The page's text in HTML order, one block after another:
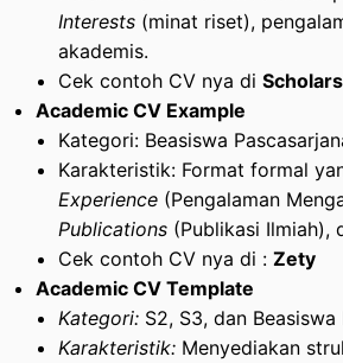
Interests (minat riset),
akademis.
Cek contoh CV nya di
Academic CV Example
Kategori: Beasiswa
Karakteristik: Format formal
Experience (Pengalaman
Publications (Publikasi Ilmiah),
Cek contoh CV nya di :Zety
Academic CV Template
Kategori: S2, S3, dan
Karakteristik: Menyediakan